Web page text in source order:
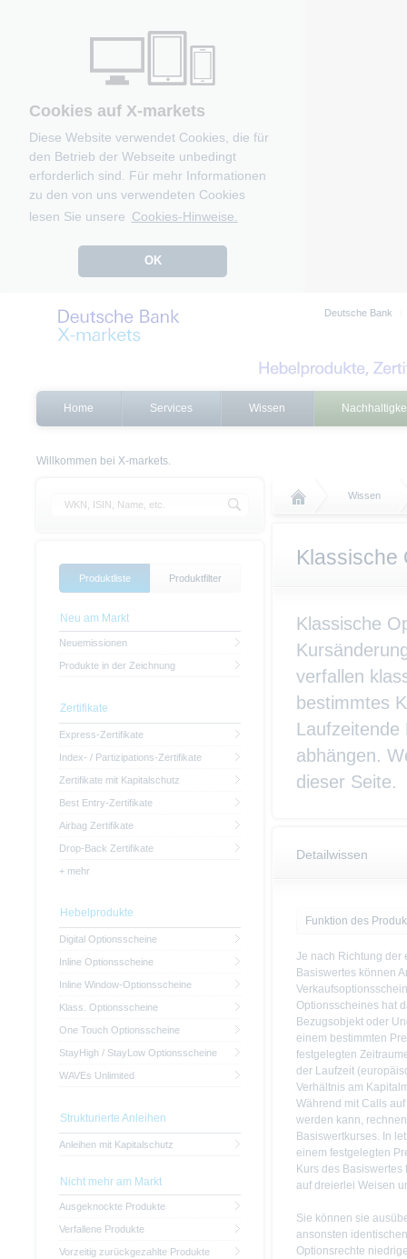
Cookies auf X-markets
Diese Website verwendet Cookies, die für
den Betrieb der Webseite unbedingt
erforderlich sind. Für mehr Informationen
zu den von uns verwendeten Cookies
lesen Sie unsere Cookies-Hinweise.
OK
Deutsche Bank
Home Services Wissen
Willkommen bei X-markets.
Wissen
Klassische
Klassische
verfallen
bestimmtes
abhängen.
dieser Seite.
Detailwissen
Funktion des
Je nach Richtung der
Basiswertes können
Optionsscheines hat
Bezugsobjekt oder
einem bestimmten
festgelegten
der Laufzeit
Verhältnis am
Während mit Calls
werden kann,
Basiswertkurses. In
einem festgelegten
Kurs des
auf dreierlei Weisen
Sie können sie
ansonsten
Optionsrechte
Produktliste Produktfilter
Neu am Markt
Neuemissionen
Produkte in der Zeichnung
Zertifikate
Express-Zertifikate
Index- / Partizipations-Zertifikate
Zertifikate mit Kapitalschutz
Best Entry-Zertifikate
Airbag Zertifikate
Drop-Back Zertifikate
+ mehr
Hebelprodukte
Digital Optionsscheine
Inline Optionsscheine
Inline Window-Optionsscheine
Klass. Optionsscheine
One Touch Optionsscheine
StayHigh / StayLow Optionsscheine
WAVEs Unlimited
Strukturierte Anleihen
Anleihen mit Kapitalschutz
Nicht mehr am Markt
Ausgeknockte Produkte
Verfallene Produkte
Vorzeitig zurückgezahlte Produkte